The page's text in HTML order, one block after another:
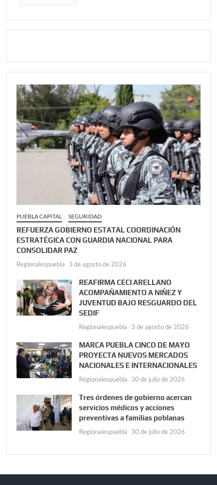
PUEBLA CAPITAL SEGURIDAD
REFUERZA GOBIERNO ESTATAL COORDINACIÓN
ESTRATÉGICA CON GUARDIA NACIONAL PARA
CONSOLIDAR PAZ
Regionalespuebla 3 de agosto de 2026
REAFIRMA CECI ARELLANO
ACOMPAÑAMIENTO A NIÑEZ Y
JUVENTUD BAJO RESGUARDO DEL
SEDIF
Regionalespuebla 3 de agosto de 2026
MARCA PUEBLA CINCO DE MAYO
PROYECTA NUEVOS MERCADOS
NACIONALES E INTERNACIONALES
Regionalespuebla 30 de julio de 2026
Tres órdenes de gobierno acercan
servicios médicos y acciones
preventivas a familias poblanas
Regionalespuebla 30 de julio de 2026